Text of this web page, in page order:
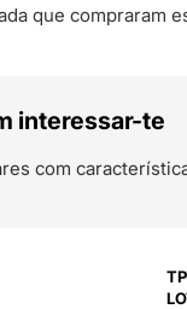
que compraram
interessar-te
com